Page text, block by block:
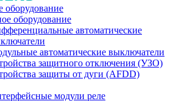
оборудование
оборудование
автоматические
автоматические выключатели
защитного отключения (УЗО)
защиты от дуги (AFDD)
модули реле